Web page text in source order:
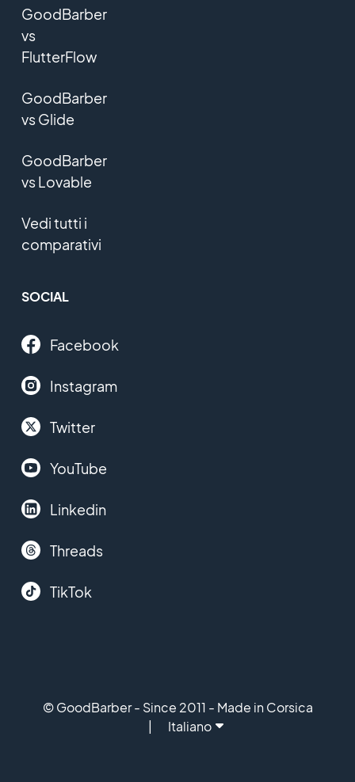
GoodBarber
vs
FlutterFlow
GoodBarber
vs Glide
GoodBarber
vs Lovable
Vedi tutti i
comparativi
SOCIAL
Facebook
Instagram
Twitter
YouTube
Linkedin
Threads
TikTok
© GoodBarber - Since 2011 - Made in Corsica
Italiano